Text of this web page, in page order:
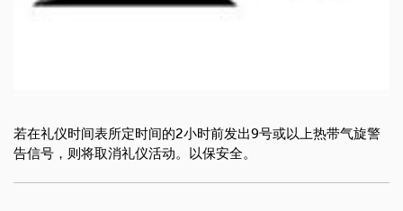
若在礼仪时间表所定时间的2小时前发出9号或以上热带气旋警
告信号，则将取消礼仪活动。以保安全。